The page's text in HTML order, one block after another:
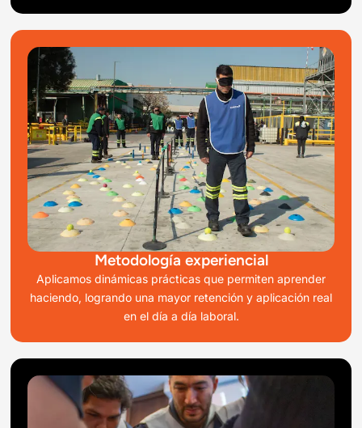
Metodología experiencial
Aplicamos dinámicas prácticas que permiten aprender
haciendo, logrando una mayor retención y aplicación real
en el día a día laboral.